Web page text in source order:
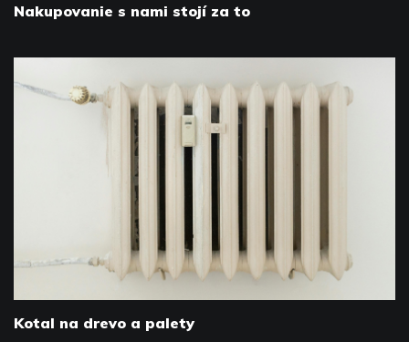
Nakupovanie s nami stojí za to
Kotal na drevo a palety